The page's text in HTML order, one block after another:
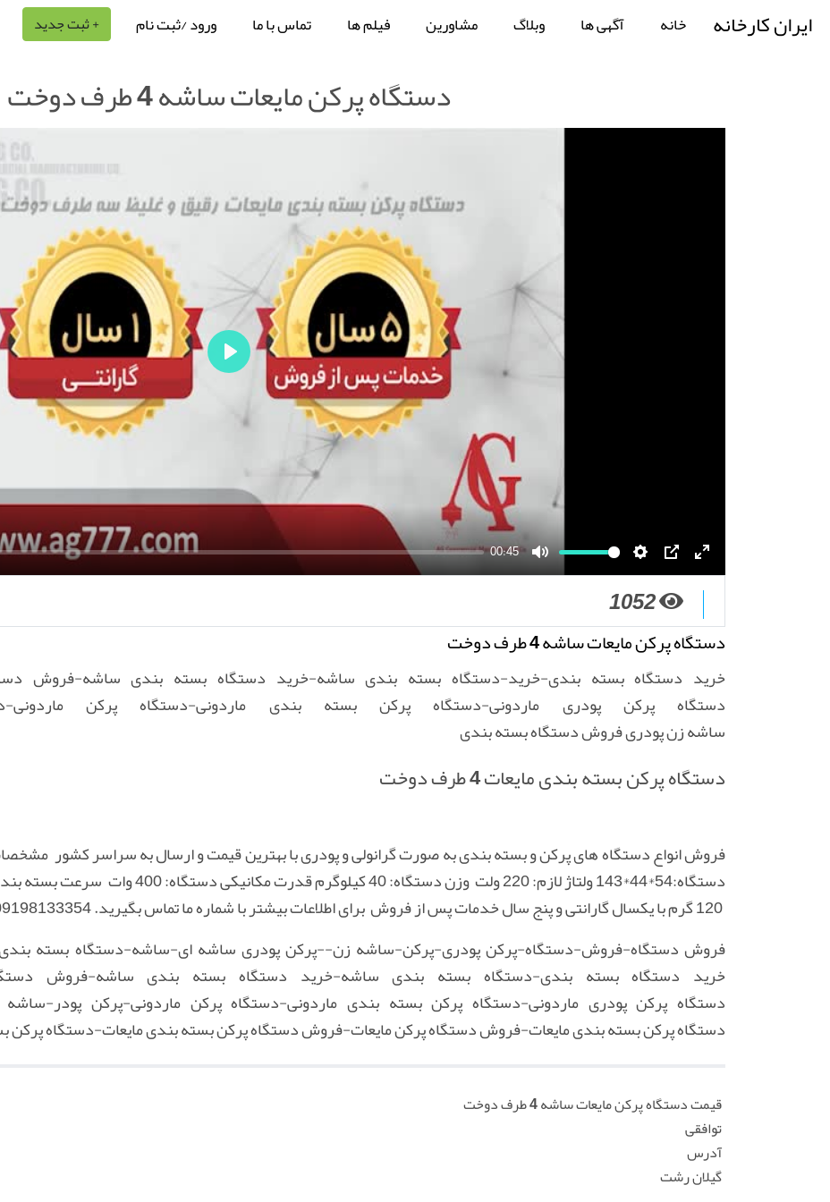
ایران کارخانه خانه آگهی ها وبلاگ مشاورین فیلم ها تماس با ما ورود /ثبت نام + ثبت جدید
دستگاه پرکن مایعات ساشه 4 طرف دوخت
00:45
M
t
e
S
e
t
t
i
n
g
s
P
I
P
E
n
t
e
f
u
l
s
e
e
n
P
1052
دستگاه پرکن مایعات ساشه 4 طرف دوخت
خرید دستگاه بسته بندی-خرید-دستگاه بسته بندی ساشه-خرید دستگاه بسته بندی ساشه-فروش
دستگاه پرکن پودری ماردونی-دستگاه پرکن بسته بندی ماردونی-دستگاه پرکن ماردونی-
ساشه زن پودری فروش دستگاه بسته بندی
دستگاه پرکن بسته بندی مایعات 4 طرف دوخت
فروش انواع دستگاه های پرکن و بسته بندی به صورت گرانولی و پودری با بهترین قیمت و ارسال به سراسر کشور
فروش دستگاه-فروش-دستگاه-پرکن پودری-پرکن-ساشه زن--پرکن پودری ساشه ای-ساشه-دستگاه بسته
خرید دستگاه بسته بندی-دستگاه بسته بندی ساشه-خرید دستگاه بسته بندی ساشه-فروش
دستگاه پرکن پودری ماردونی-دستگاه پرکن بسته بندی ماردونی-دستگاه پرکن ماردونی-پرکن پودر-
دستگاه پرکن بسته بندی مایعات-فروش دستگاه پرکن مایعات-فروش دستگاه پرکن بسته بندی مایعات-دستگاه
قیمت دستگاه پرکن مایعات ساشه 4 طرف دوخت
توافقی
آدرس
گیلان رشت